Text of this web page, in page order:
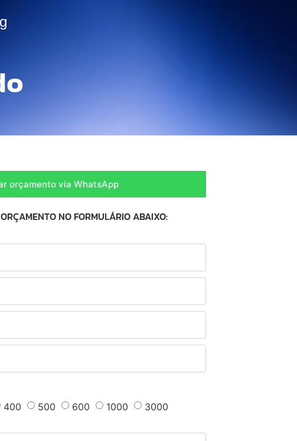
orçamento via WhatsApp
NO FORMULÁRIO ABAIXO:
400 500 600 1000
3000